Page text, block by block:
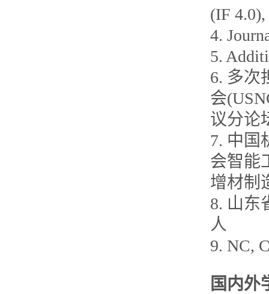
(IF
4.
5.
6. 多次
会
议分论
7. 中国
会智能
增材制
8. 山东
人
9. NC,
国内外